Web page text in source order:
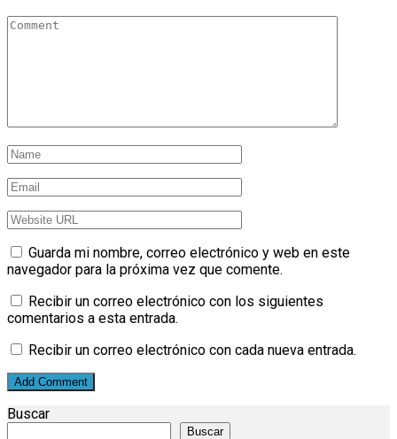
Guarda mi nombre, correo electrónico y web en este
navegador para la próxima vez que comente.
Recibir un correo electrónico con los siguientes
comentarios a esta entrada.
Recibir un correo electrónico con cada nueva entrada.
Buscar
Buscar